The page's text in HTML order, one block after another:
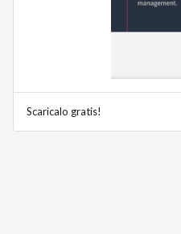
Scaricalo gratis!